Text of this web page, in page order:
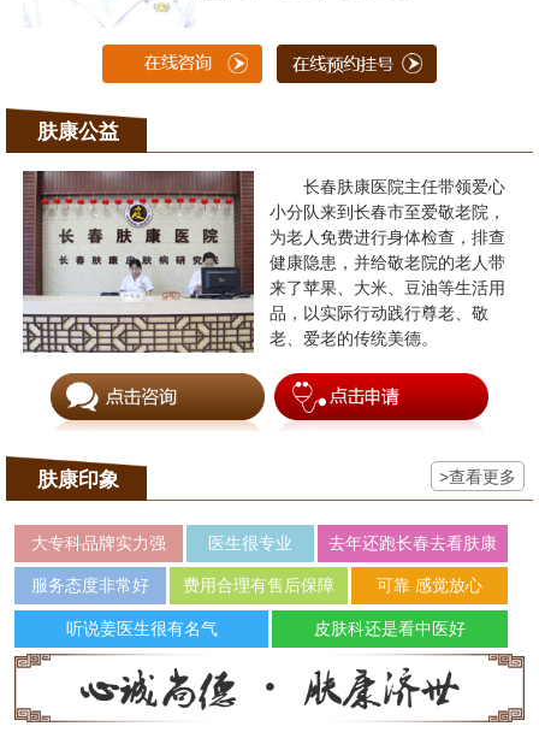
肤康公益
长春肤康医院主任带领爱心
小分队来到长春市至爱敬老院，
为老人免费进行身体检查，排查
健康隐患，并给敬老院的老人带
来了苹果、大米、豆油等生活用
品，以实际行动践行尊老、敬
老、爱老的传统美德。
肤康印象 >查看更多
大专科品牌实力强 医生很专业 去年还跑长春去看肤康
服务态度非常好 费用合理有售后保障 可靠 感觉放心
听说姜医生很有名气 皮肤科还是看中医好